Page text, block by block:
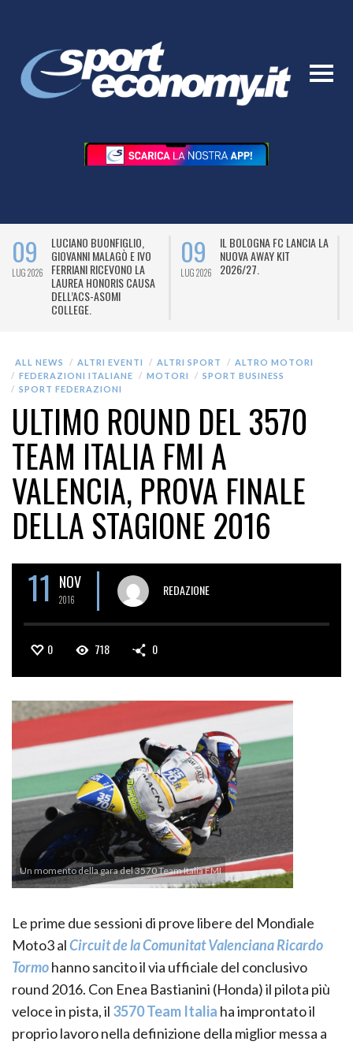
09
LUG 2026
LUCIANO BUONFIGLIO,
GIOVANNI MALAGÒ E IVO
FERRIANI RICEVONO LA
LAUREA HONORIS CAUSA
DELL’ACS-ASOMI
COLLEGE.
09
LUG 2026
IL BOLOGNA FC LANCIA LA
NUOVA AWAY KIT
2026/27.
ALL NEWS ALTRI EVENTI ALTRI SPORT
ALTRO MOTORI
FEDERAZIONI ITALIANE
MOTORI
SPORT BUSINESS
SPORT FEDERAZIONI
ULTIMO ROUND DEL 3570
TEAM ITALIA FMI A
VALENCIA, PROVA FINALE
DELLA STAGIONE 2016
11 NOV
2016
REDAZIONE
0 718 0
Un momento della gara del 3570 Team Italia FMI
Le prime due sessioni di prove libere del Mondiale
Moto3 alCircuit de la Comunitat Valenciana Ricardo
Tormohanno sancito il via ufficiale del conclusivo
round 2016. Con Enea Bastianini (Honda) il pilota più
veloce in pista, il 3570 Team Italia ha improntato il
proprio lavoro nella definizione della miglior messa a